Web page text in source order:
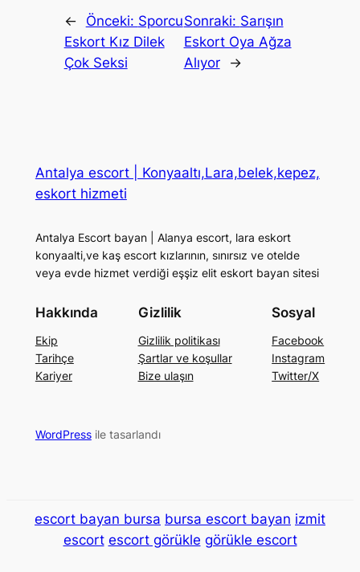
← Önceki: Sporcu
Eskort Kız Dilek
Çok Seksi
Sonraki: Sarışın
Eskort Oya Ağza
Alıyor
→
Antalya escort | Konyaaltı,Lara,belek,kepez,
eskort hizmeti
Antalya Escort bayan | Alanya escort, lara eskort
konyaalti,ve kaş escort kızlarının, sınırsız ve otelde
veya evde hizmet verdiği eşşiz elit eskort bayan sitesi
Hakkında
Ekip
Tarihçe
Kariyer
Gizlilik
Gizlilik politikası
Şartlar ve koşullar
Bize ulaşın
Sosyal
Facebook
Instagram
Twitter/X
WordPressile tasarlandı
escort bayan bursa bursa escort bayan izmit
escort escort görükle görükle escort